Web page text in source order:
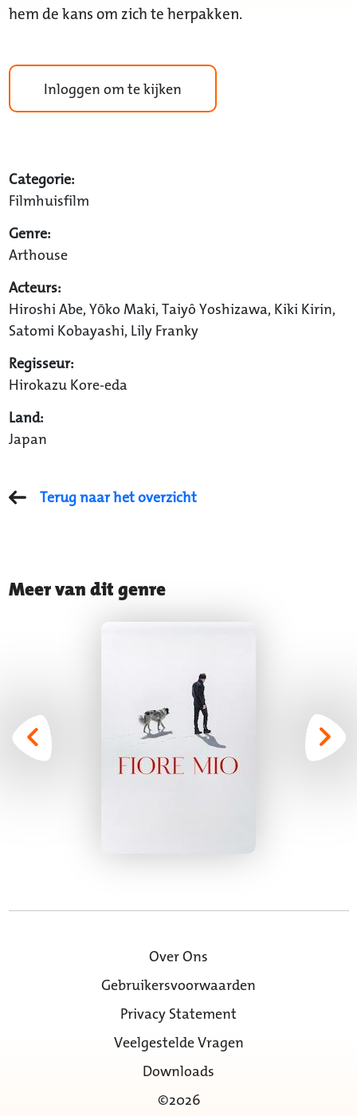
hem de kans om zich te herpakken.
Inloggen om te kijken
Categorie:
Filmhuisfilm
Genre:
Arthouse
Acteurs:
Hiroshi Abe, Yōko Maki, Taiyô Yoshizawa, Kiki Kirin,
Satomi Kobayashi, Lily Franky
Regisseur:
Hirokazu Kore-eda
Land:
Japan
Terug naar het overzicht
Meer van dit genre
Over Ons
Gebruikersvoorwaarden
Privacy Statement
Veelgestelde Vragen
Downloads
©2026